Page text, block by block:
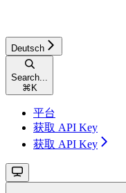
Deutsch
Search...
⌘ K
平台
获取 API Key
获取 API Key